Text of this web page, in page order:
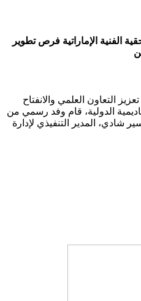
الفنية الإماراتية فرص تطوير
التعاون العلمي والانفتاح
الدولية، قام وفد رسمي من
شادي، المدير التنفيذي لإدارة